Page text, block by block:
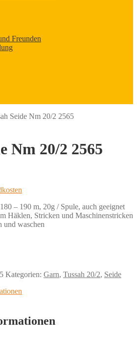
Freunden
Seide Nm 20/2 2565
Nm 20/2 2565
– 190 m, 20g / Spule, auch geeignet
Häklen, Stricken und Maschinenstricken
und waschen
Kategorien: Garn, Tussah 20/2, Seide